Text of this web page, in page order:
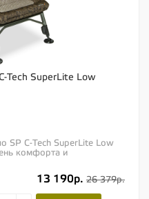
Tech SuperLite Low
SP C-Tech SuperLite Low
комфорта и
13 190р. 26 379р.